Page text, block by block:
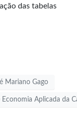
das tabelas
Mariano Gago
Aplicada da